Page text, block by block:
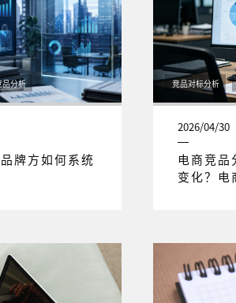
品分析
牌方如何系统
竞品对标分析
2026/04/30
电商竞品
变化？电